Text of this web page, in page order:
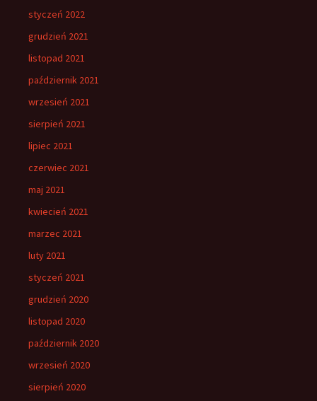
styczeń 2022
grudzień 2021
listopad 2021
październik 2021
wrzesień 2021
sierpień 2021
lipiec 2021
czerwiec 2021
maj 2021
kwiecień 2021
marzec 2021
luty 2021
styczeń 2021
grudzień 2020
listopad 2020
październik 2020
wrzesień 2020
sierpień 2020